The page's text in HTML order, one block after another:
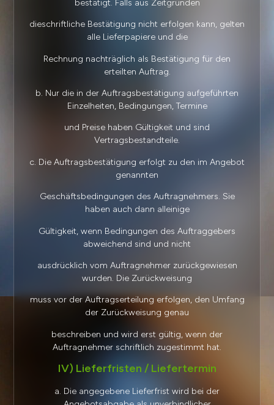
bestätigt. Falls aus Zeitgründen
dieschriftliche Bestätigung nicht erfolgen kann, gelten
alle Lieferpapiere und die
Rechnung nachträglich als Bestätigung für den
erteilten Auftrag.
b. Nur die in der Auftragsbestätigung aufgeführten
Einzelheiten, Bedingungen, Termine
und Preise haben Gültigkeit und sind
Vertragsbestandteile.
c. Die Auftragsbestätigung erfolgt zu den im Angebot
genannten
Geschäftsbedingungen des Auftragnehmers. Sie
haben auch dann alleinige
Gültigkeit, wenn Bedingungen des Auftraggebers
abweichend sind und nicht
ausdrücklich vom Auftragnehmer zurückgewiesen
wurden. Die Zurückweisung
muss vor der Auftragserteilung erfolgen, den Umfang
der Zurückweisung genau
beschreiben und wird erst gültig, wenn der
Auftragnehmer schriftlich zugestimmt hat.
IV) Lieferfristen / Liefertermin
a. Die angegebene Lieferfrist wird bei der